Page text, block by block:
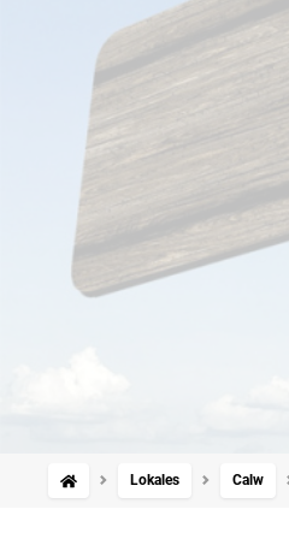
Lokales Calw